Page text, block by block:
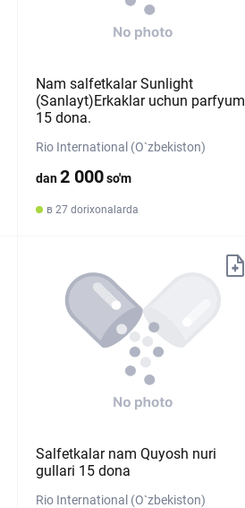
Nam salfetkalar Sunlight
(Sanlayt)Erkaklar uchun parfyum
15 dona.
Rio International (O`zbekiston)
dan2 000so'm
в 27 dorixonalarda
Salfetkalar nam Quyosh nuri
gullari 15 dona
Rio International (O`zbekiston)